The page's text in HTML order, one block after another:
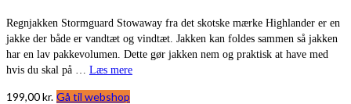
Regnjakken Stormguard Stowaway fra det skotske mærke Highlander er en
jakke der både er vandtæt og vindtæt. Jakken kan foldes sammen så jakken
har en lav pakkevolumen. Dette gør jakken nem og praktisk at have med
hvis du skal på … Læs mere
199,00kr. Gå til webshop